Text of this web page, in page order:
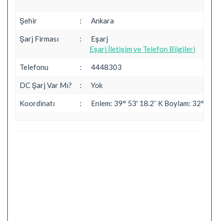
Şehir : Ankara
Şarj Firması :
Eşarj
Eşarj İletişim ve Telefon Bilgileri
Telefonu : 4448303
DC Şarj Var Mı? : Yok
Koordinatı : Enlem: 39° 53' 18.2¨ K Boylam: 32° 48'